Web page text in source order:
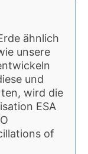
ähnlich
unsere
und
wird die
ESA
of